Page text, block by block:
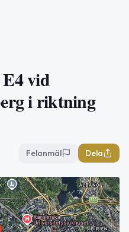
vid
i riktning
Felanmäl Dela